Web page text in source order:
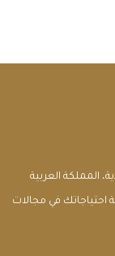
المملكة العربية
احتياجاتك في مجالات